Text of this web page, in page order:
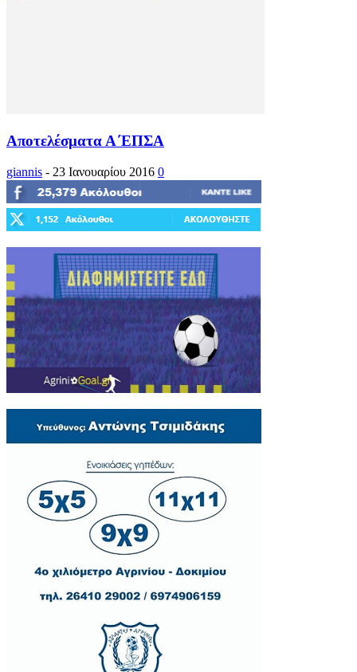
Αποτελέσματα Α΄ΕΠΣΑ
giannis - 23 Ιανουαρίου 2016 0